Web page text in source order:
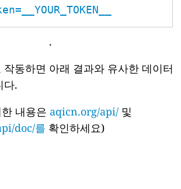
.
동하면 아래 결과와 유사한 데이터
다.
내용은 aqicn.org/api/ 및
doc/를 확인하세요)